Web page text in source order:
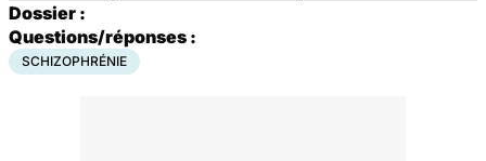
Dossier :
Questions/réponses :
SCHIZOPHRÉNIE